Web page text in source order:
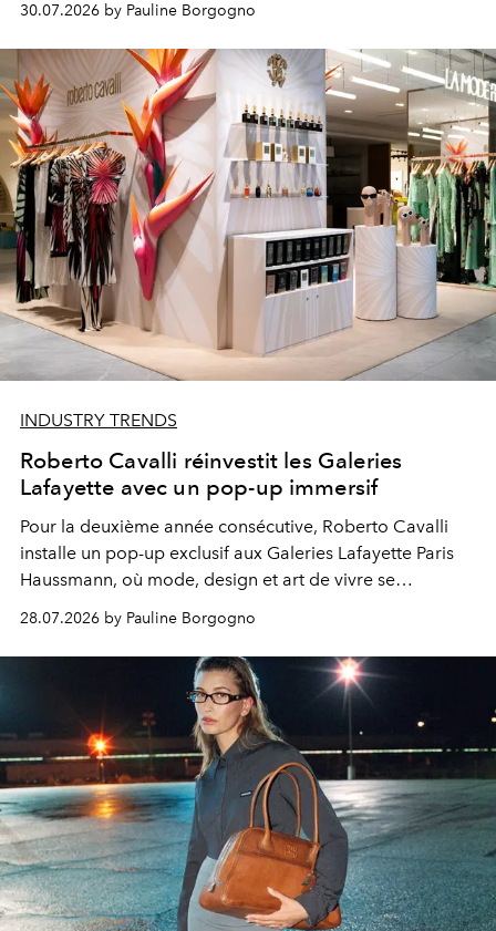
30.07.2026 by Pauline Borgogno
INDUSTRY TRENDS
Roberto Cavalli réinvestit les Galeries
Lafayette avec un pop-up immersif
Pour la deuxième année consécutive, Roberto Cavalli
installe un pop-up exclusif aux Galeries Lafayette Paris
Haussmann, où mode, design et art de vivre se
l'ADN de la Maison.
28.07.2026 by Pauline Borgogno